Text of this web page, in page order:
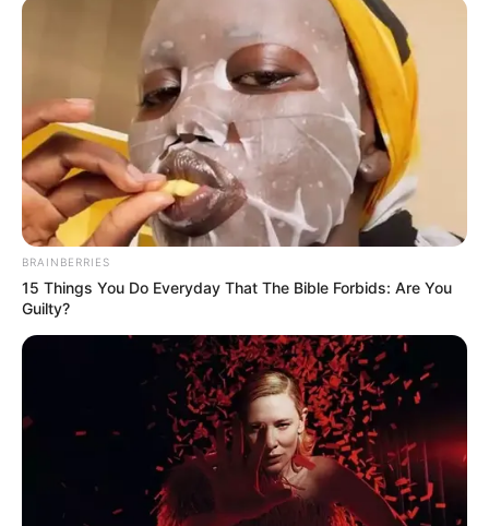
BRAINBERRIES
15 Things You Do Everyday That The Bible Forbids: Are You
Guilty?